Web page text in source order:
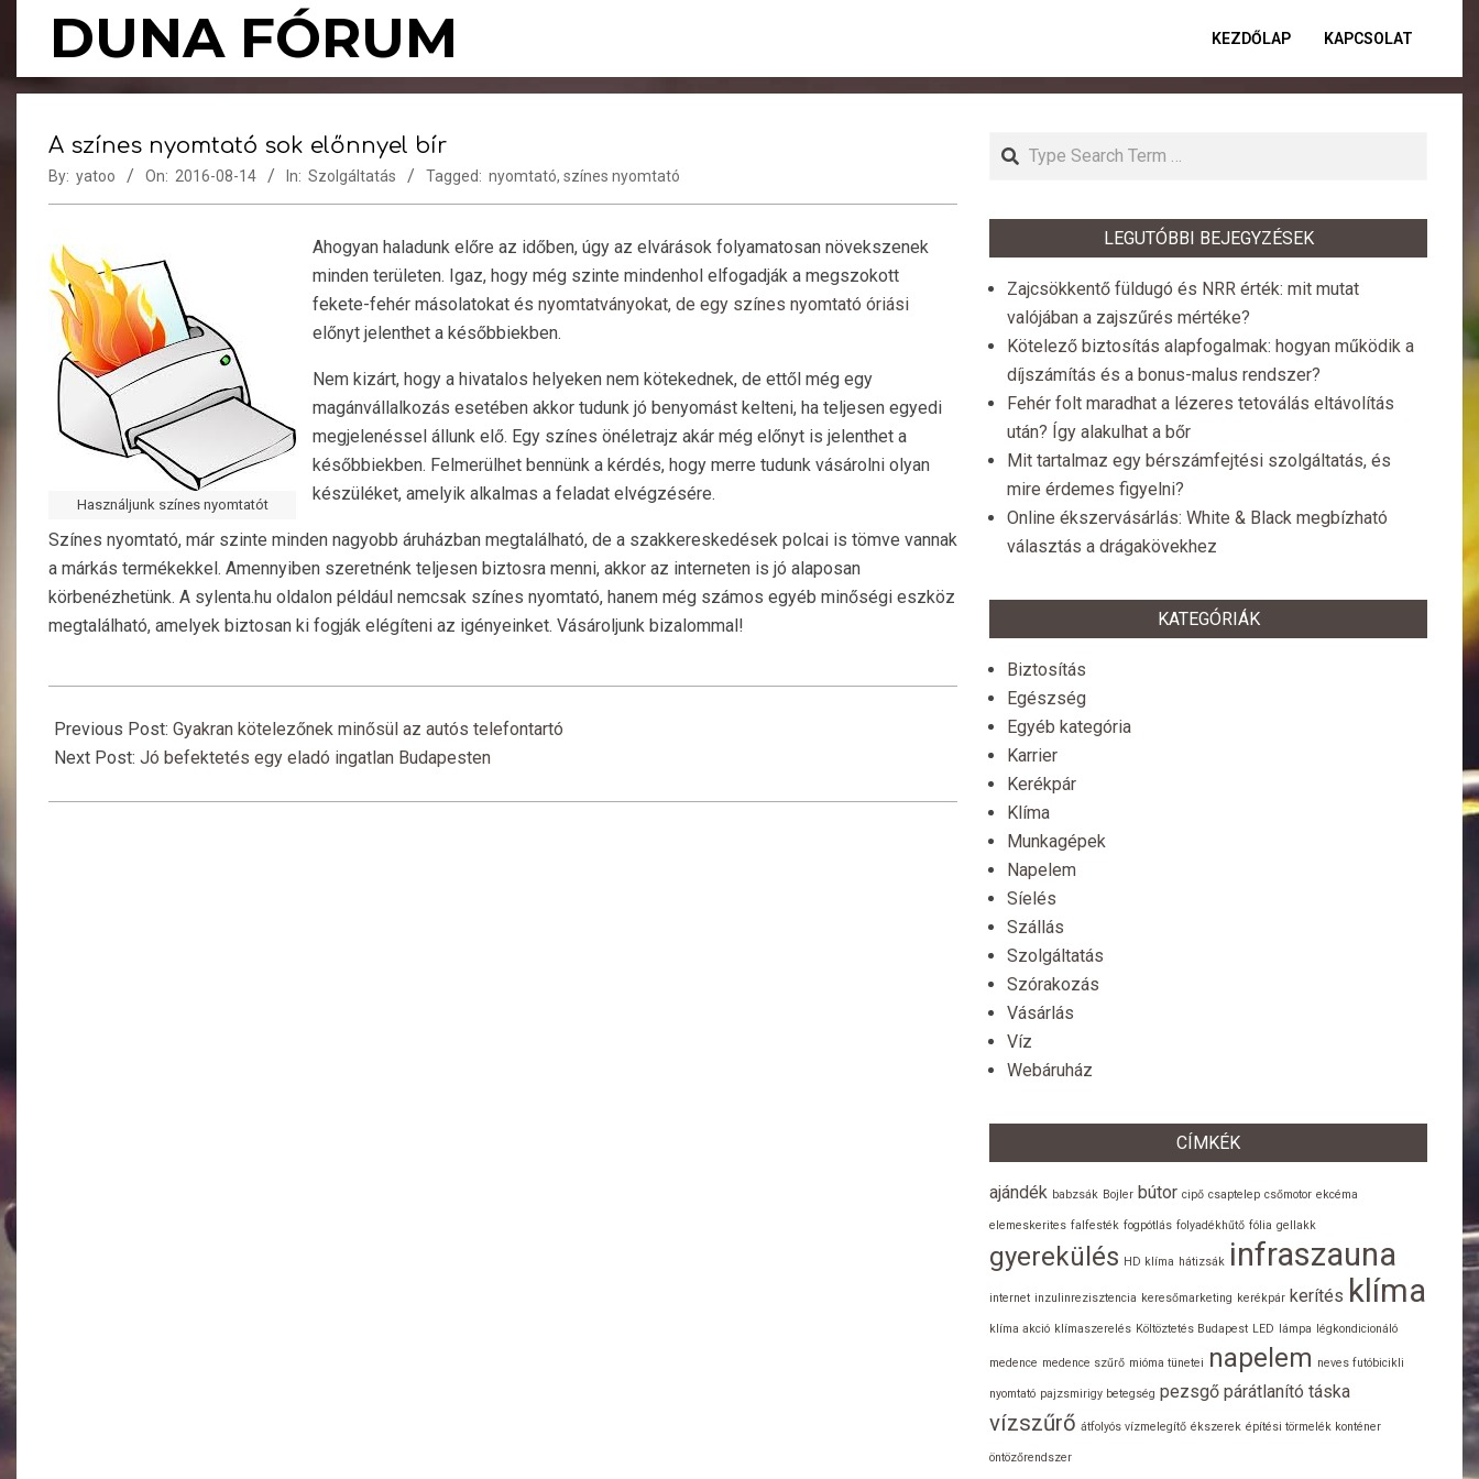
DUNA FÓRUM KEZDŐLAP KAPCSOLAT
A színes nyomtató sok előnnyel bír
By: yatoo On: 2016-08-14 In: Szolgáltatás Tagged: nyomtató, színes nyomtató
Használjunk színes nyomtatót
Ahogyan haladunk előre az időben, úgy az elvárások folyamatosan növekszenek
minden területen. Igaz, hogy még szinte mindenhol elfogadják a megszokott
fekete-fehér másolatokat és nyomtatványokat, de egy színes nyomtató óriási
előnyt jelenthet a későbbiekben.
Nem kizárt, hogy a hivatalos helyeken nem kötekednek, de ettől még egy
magánvállalkozás esetében akkor tudunk jó benyomást kelteni, ha teljesen egyedi
megjelenéssel állunk elő. Egy színes önéletrajz akár még előnyt is jelenthet a
későbbiekben. Felmerülhet bennünk a kérdés, hogy merre tudunk vásárolni olyan
készüléket, amelyik alkalmas a feladat elvégzésére.
Színes nyomtató, már szinte minden nagyobb áruházban megtalálható, de a szakkereskedések polcai is tömve vannak
a márkás termékekkel. Amennyiben szeretnénk teljesen biztosra menni, akkor az interneten is jó alaposan
körbenézhetünk. A sylenta.hu oldalon például nemcsak színes nyomtató, hanem még számos egyéb minőségi eszköz
megtalálható, amelyek biztosan ki fogják elégíteni az igényeinket. Vásároljunk bizalommal!
08-
14
Previous Post: Gyakran kötelezőnek minősül az autós telefontartó
Next Post: Jó befektetés egy eladó ingatlan Budapesten
Search
LEGUTÓBBI BEJEGYZÉSEK
Zajcsökkentő füldugó és NRR érték: mit mutat
valójában a zajszűrés mértéke?
Kötelező biztosítás alapfogalmak: hogyan működik a
díjszámítás és a bonus-malus rendszer?
Fehér folt maradhat a lézeres tetoválás eltávolítás
után? Így alakulhat a bőr
Mit tartalmaz egy bérszámfejtési szolgáltatás, és
mire érdemes figyelni?
Online ékszervásárlás: White & Black megbízható
választás a drágakövekhez
KATEGÓRIÁK
Biztosítás
Egészség
Egyéb kategória
Karrier
Kerékpár
Klíma
Munkagépek
Napelem
Síelés
Szállás
Szolgáltatás
Szórakozás
Vásárlás
Víz
Webáruház
CÍMKÉK
ajándék babzsák Bojler bútor cipő csaptelep csőmotor ekcéma
elemeskerites falfesték fogpótlás folyadékhűtő fólia gellakk
gyerekülés HD klíma hátizsák infraszauna
internet inzulinrezisztencia keresőmarketing kerékpár kerítés klíma
klíma akció klímaszerelés Költöztetés Budapest LED lámpa légkondicionáló
medence medence szűrő mióma tünetei napelem neves futóbicikli
nyomtató pajzsmirigy betegség pezsgő párátlanító táska
vízszűrő átfolyós vízmelegítő ékszerek építési törmelék konténer
öntözőrendszer